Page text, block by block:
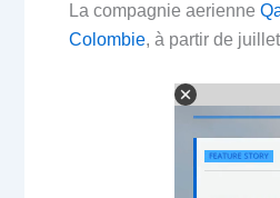
La compagnie aerienne
Colombie, à partir de